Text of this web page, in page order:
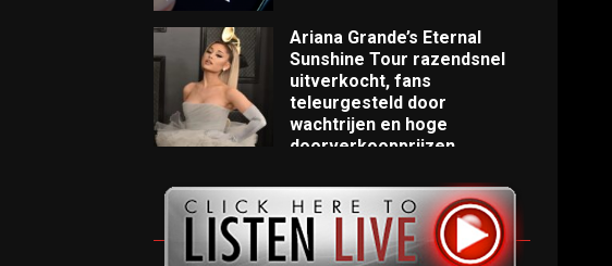
Ariana Grande’s Eternal
Sunshine Tour razendsnel
uitverkocht, fans
teleurgesteld door
wachtrijen en hoge
doorverkoopprijzen